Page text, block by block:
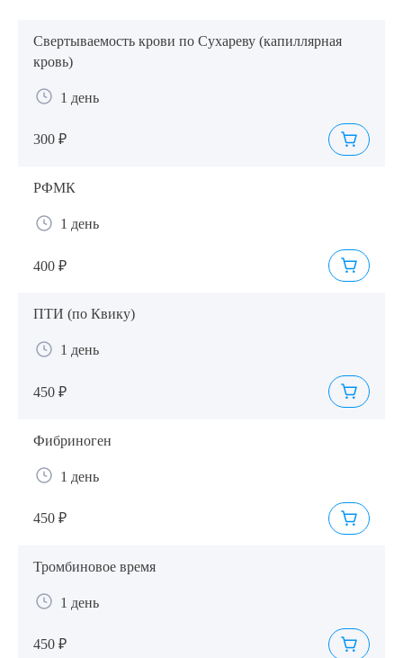
Свертываемость крови по Сухареву (капиллярная
кровь)
1 день
300 ₽
РФМК
1 день
400 ₽
ПТИ (по Квику)
1 день
450 ₽
Фибриноген
1 день
450 ₽
Тромбиновое время
1 день
450 ₽
Выберите сопутствующую услугу